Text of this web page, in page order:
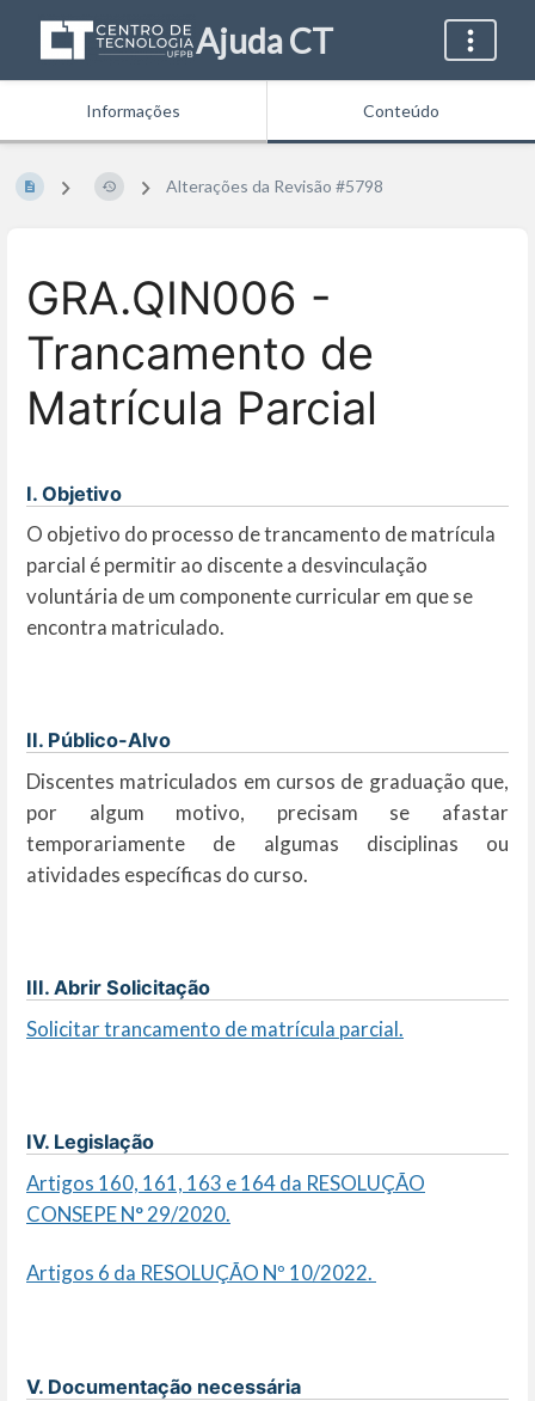
Ajuda CT
Informações Conteúdo
Alterações da Revisão #5798
GRA.QIN006 -
Trancamento de
Matrícula Parcial
I. Objetivo
O objetivo do processo de trancamento de matrícula
parcial é permitir ao discente a desvinculação
voluntária de um componente curricular em que se
encontra matriculado.
II. Público-Alvo
Discentes matriculados em cursos de graduação que,
por algum motivo, precisam se afastar
temporariamente de algumas disciplinas ou
atividades específicas do curso.
III. Abrir Solicitação
Solicitar trancamento de matrícula parcial.
IV. Legislação
Artigos 160, 161, 163 e 164 da RESOLUÇÃO
CONSEPE N° 29/2020.
Artigos 6 da RESOLUÇÃO Nº 10/2022.
V. Documentação necessária